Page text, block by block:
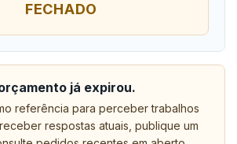
FECHADO
já expirou.
referência para perceber trabalhos
respostas atuais, publique um